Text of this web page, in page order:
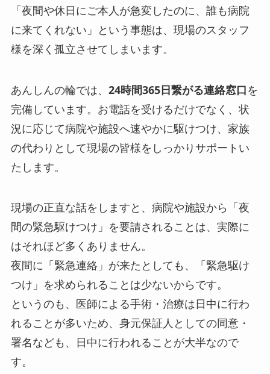
「夜間や休日にご本人が急変したのに、誰も病院
に来てくれない」という事態は、現場のスタッフ
様を深く孤立させてしまいます。
あんしんの輪では、 24時間365日繋がる連絡窓口を
完備しています。お電話を受けるだけでなく、状
況に応じて病院や施設へ速やかに駆けつけ、家族
の代わりとして現場の皆様をしっかりサポートい
たします。
現場の正直な話をしますと、病院や施設から「夜
間の緊急駆けつけ」を要請されることは、実際に
はそれほど多くありません。
夜間に「緊急連絡」が来たとしても、「緊急駆け
つけ」を求められることは少ないからです。
というのも、医師による手術・治療は日中に行わ
れることが多いため、身元保証人としての同意・
署名なども、日中に行われることが大半なので
す。